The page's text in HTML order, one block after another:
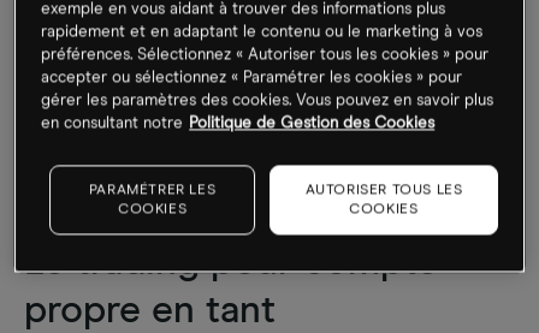
métier de trader pour compte propre en gérant lui-
même ses capitaux personnels afin de les faire fructifier,
mais il peut également choisir d’exercer le métier de
trader de flux, c’est-à-dire acheter et vendre des produits
financiers pour répondre aux demandes de ses clients.
Le trading pour compte
propre en tant
exemple en vous aidant à trouver des informations plus
rapidement et en adaptant le contenu ou le marketing à vos
préférences. Sélectionnez « Autoriser tous les cookies » pour
accepter ou sélectionnez « Paramétrer les cookies » pour
gérer les paramètres des cookies. Vous pouvez en savoir plus
en consultant notre
Politique de Gestion des Cookies
PARAMÉTRER LES
COOKIES
AUTORISER TOUS LES
COOKIES